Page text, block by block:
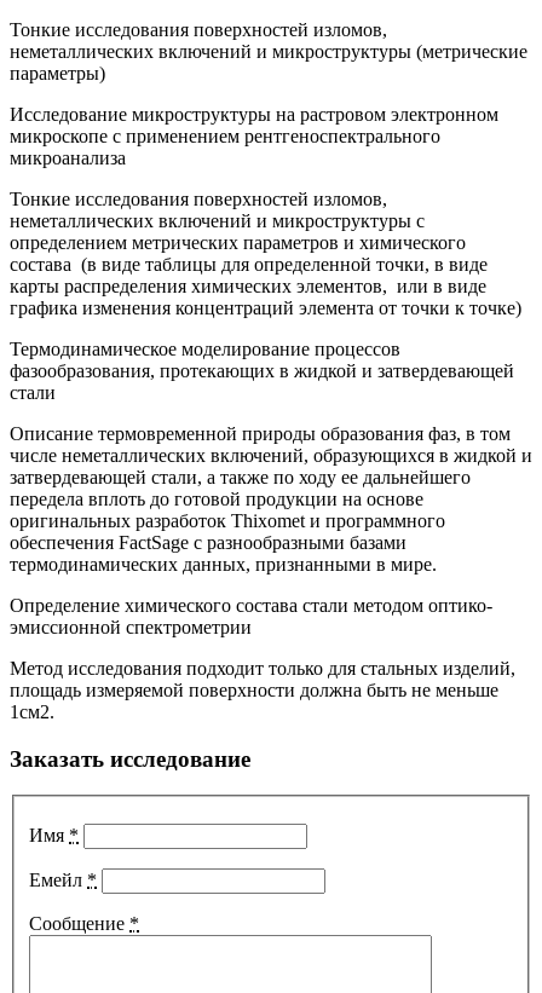
Тонкие исследования поверхностей изломов,
неметаллических включений и микроструктуры (метрические
параметры)
Исследование микроструктуры на растровом электронном
микроскопе с применением рентгеноспектрального
микроанализа
Тонкие исследования поверхностей изломов,
неметаллических включений и микроструктуры с
определением метрических параметров и химического
состава (в виде таблицы для определенной точки, в виде
карты распределения химических элементов, или в виде
графика изменения концентраций элемента от точки к точке)
Термодинамическое моделирование процессов
фазообразования, протекающих в жидкой и затвердевающей
стали
Описание термовременной природы образования фаз, в том
числе неметаллических включений, образующихся в жидкой и
затвердевающей стали, а также по ходу ее дальнейшего
передела вплоть до готовой продукции на основе
оригинальных разработок Thixomet и программного
обеспечения FactSage с разнообразными базами
термодинамических данных, признанными в мире.
Определение химического состава стали методом оптико-
эмиссионной спектрометрии
Метод исследования подходит только для стальных изделий,
площадь измеряемой поверхности должна быть не меньше
1см2.
Заказать исследование
Имя *
Емейл *
Сообщение *